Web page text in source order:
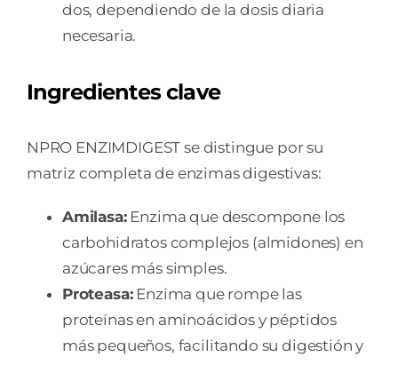
dos, dependiendo de la dosis diaria
necesaria.
Ingredientes clave
NPRO ENZIMDIGEST se distingue por su
matriz completa de enzimas digestivas:
Amilasa:Enzima que descompone los
carbohidratos complejos (almidones) en
azúcares más simples.
Proteasa:Enzima que rompe las
proteínas en aminoácidos y péptidos
más pequeños, facilitando su digestión y